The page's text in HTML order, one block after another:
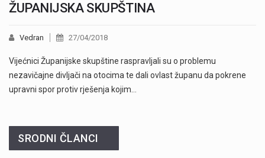
ŽUPANIJSKA SKUPŠTINA
Vedran 27/04/2018
Vijećnici Županijske skupštine raspravljali su o problemu
nezavičajne divljači na otocima te dali ovlast županu da pokrene
upravni spor protiv rješenja kojim…
SRODNI ČLANCI